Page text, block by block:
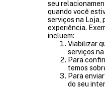
seu
quando você
serviços na Loja,
experiência.
incluem:
Viabilizar
serviços na
Para
temos
Para
do seu